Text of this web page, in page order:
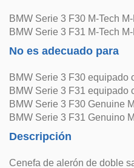
BMW Serie 3 F30 M-Tech
BMW Serie 3 F31 M-Tech
No es adecuado para
BMW Serie 3 F30 equipado
BMW Serie 3 F31 equipado
BMW Serie 3 F30 Genuine
BMW Serie 3 F31 Genuino
Descripción
Cenefa de alerón de doble